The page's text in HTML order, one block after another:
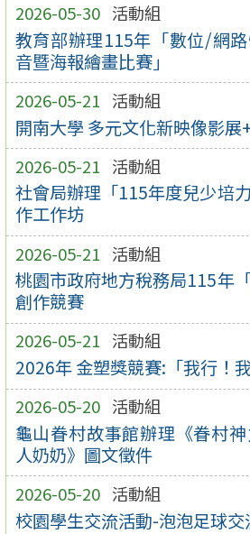
2026-05-30 活動組
教育部辦理115年「數位/網
音暨海報繪畫比賽」
2026-05-21 活動組
開南大學 多元文化新映像影展
2026-05-21 活動組
社會局辦理「115年度兒少培
作工作坊
2026-05-21 活動組
桃園市政府地方稅務局115年
創作競賽
2026-05-21 活動組
2026年 金塑獎競賽:「我行！我
2026-05-20 活動組
龜山眷村故事館辦理《眷村
人奶奶》圖文徵件
2026-05-20 活動組
校園學生交流活動-泡泡足球交